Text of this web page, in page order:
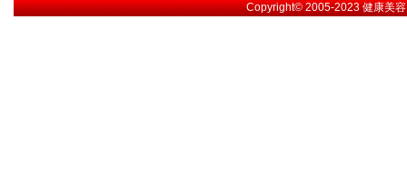
Copyright© 2005-2023健康美